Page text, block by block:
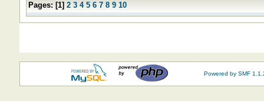
Pages:[1] 2 3 4 5 6 7 8 9 10
Powered by SMF